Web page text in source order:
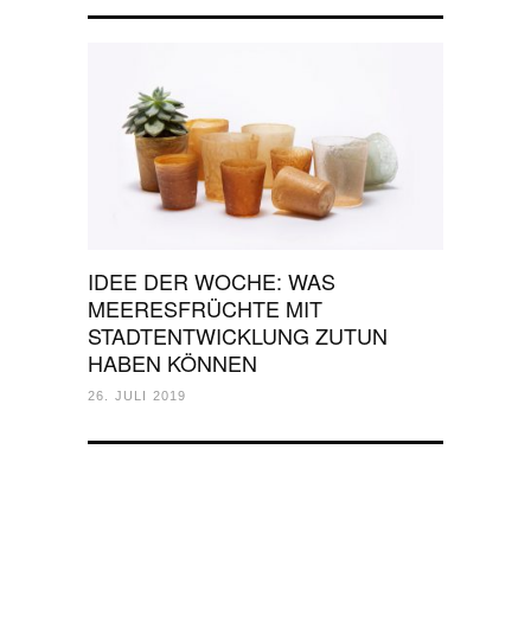
IDEE DER WOCHE: WAS
MEERESFRÜCHTE MIT
STADTENTWICKLUNG ZUTUN
HABEN KÖNNEN
26. JULI 2019